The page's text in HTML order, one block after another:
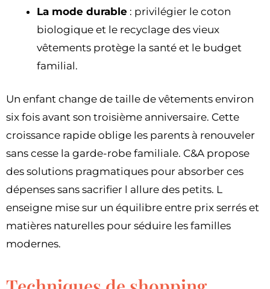
La mode durable : privilégier le coton
biologique et le recyclage des vieux
vêtements protège la santé et le budget
familial.
Un enfant change de taille de vêtements environ
six fois avant son troisième anniversaire. Cette
croissance rapide oblige les parents à renouveler
sans cesse la garde-robe familiale. C&A propose
des solutions pragmatiques pour absorber ces
dépenses sans sacrifier l allure des petits. L
enseigne mise sur un équilibre entre prix serrés et
matières naturelles pour séduire les familles
modernes.